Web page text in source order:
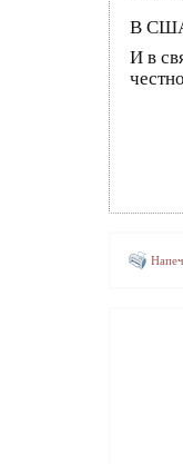
В США
И в